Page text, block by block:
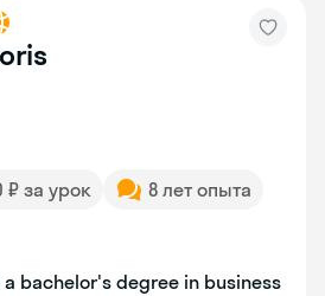
₽ за урок
8 лет опыта
bachelor's degree in business